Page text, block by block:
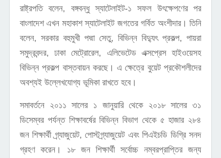
রাষ্ট্রপতি বলেন, বঙ্গবন্ধু স্যাটেলাইট-১ সফল উৎক্ষেপণের পর
বাংলাদেশ এখন মহাকাশ স্যাটেলাইট জগতের গর্বিত অংশীদার। তিনি
বলেন, সরকার বহুমুখী পদ্মা সেতু, বিভিন্ন বিদ্যুৎ প্রকল্প, পায়রা
সমুদ্রবন্দর, ঢাকা মেট্রোরেল, এলিভেটেড এক্সপ্রেস হাইওয়েসহ
বিভিন্ন প্রকল্প বাস্তবায়ন করছে। এ ক্ষেত্রে বুয়েট প্রকৌশলীদের
অবশ্যই উল্লেখযোগ্য ভূমিকা রাখতে হবে।
সমাবর্তনে ২০১১ সালের ১ জানুয়ারি থেকে ২০১৮ সালের ৩১
ডিসেম্বর পর্যন্ত শিক্ষাবর্ষের বিভিন্ন বিভাগ থেকে ৫ হাজার ২৮৪
জন শিক্ষার্থী গ্র্যাজুয়েট, পোস্টগ্র্যাজুয়েট এবং পিএইচডি ডিগ্রি সনদ
গ্রহণ করেন। ১৮ জন শিক্ষার্থী সর্বোচ্চ নম্বরপ্রাপ্তির জন্য